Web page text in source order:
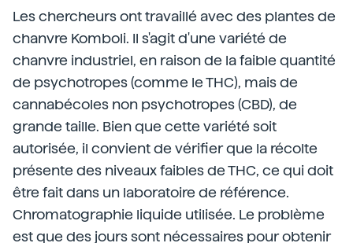
Les chercheurs ont travaillé avec des plantes de
chanvre Komboli. Il s'agit d'une variété de
chanvre industriel, en raison de la faible quantité
de psychotropes (comme le THC), mais de
cannabécoles non psychotropes (CBD), de
grande taille. Bien que cette variété soit
autorisée, il convient de vérifier que la récolte
présente des niveaux faibles de THC, ce qui doit
être fait dans un laboratoire de référence.
Chromatographie liquide utilisée. Le problème
est que des jours sont nécessaires pour obtenir